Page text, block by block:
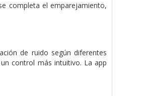
completa el emparejamiento,
de ruido según diferentes
control más intuitivo. La app